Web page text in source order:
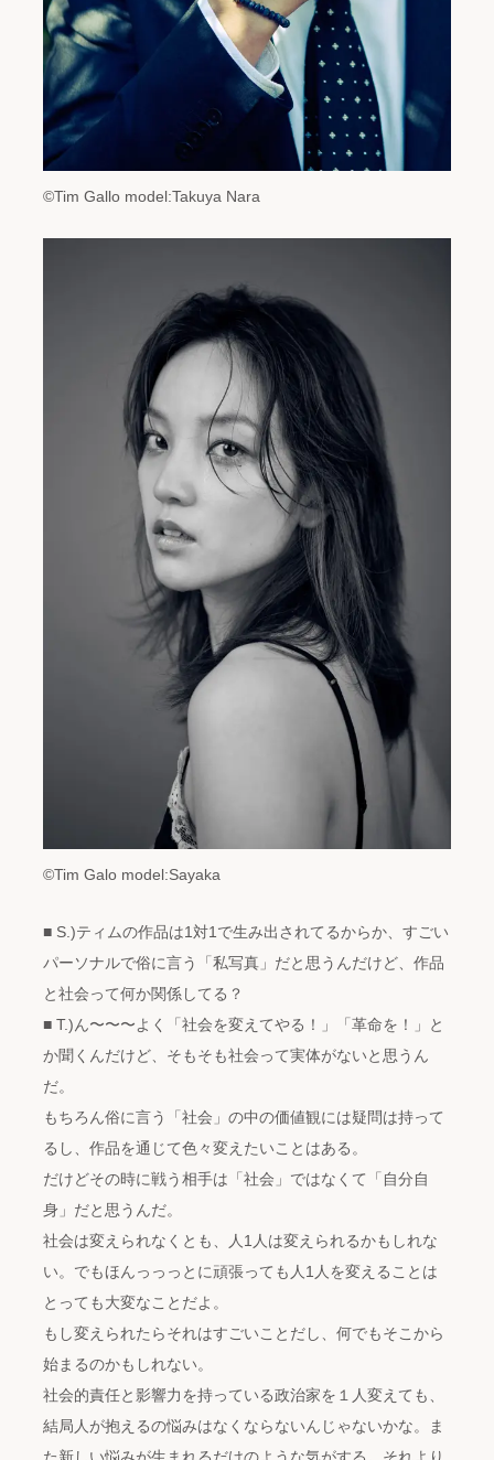
©Tim Gallo model:Takuya Nara
©Tim Galo model:Sayaka
■ S.)ティムの作品は1対1で生み出されてるからか、すごい
パーソナルで俗に言う「私写真」だと思うんだけど、作品
と社会って何か関係してる？
■ T.)ん〜〜〜よく「社会を変えてやる！」「革命を！」と
か聞くんだけど、そもそも社会って実体がないと思うん
だ。
もちろん俗に言う「社会」の中の価値観には疑問は持って
るし、作品を通じて色々変えたいことはある。
だけどその時に戦う相手は「社会」ではなくて「自分自
身」だと思うんだ。
社会は変えられなくとも、人1人は変えられるかもしれな
い。でもほんっっっとに頑張っても人1人を変えることは
とっても大変なことだよ。
もし変えられたらそれはすごいことだし、何でもそこから
始まるのかもしれない。
社会的責任と影響力を持っている政治家を１人変えても、
結局人が抱えるの悩みはなくならないんじゃないかな。ま